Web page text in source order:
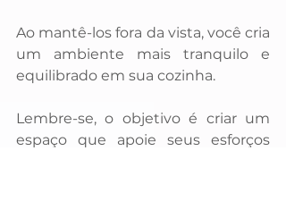
Ao mantê-los fora da vista, você cria
um ambiente mais tranquilo e
equilibrado em sua cozinha.
Lembre-se, o objetivo é criar um
espaço que apoie seus esforços